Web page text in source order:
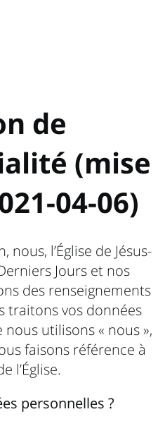
de
(mise
04-06)
l’Église de Jésus-
Jours et nos
des renseignements
traitons vos données
utilisons « nous »,
faisons référence à
l’Église.
personnelles ?